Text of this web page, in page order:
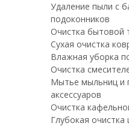
Удаление пыли с
подоконников
Очистка бытовой
Сухая очистка
Влажная уборка
Очистка
Мытье мыльниц и
аксессуаров
Очистка
Глубокая